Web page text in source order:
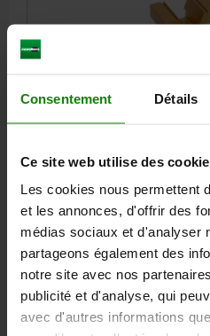
Consentement Détails
Ce site web utilise des
Les cookies nous permettent
et les annonces, d'offrir des
médias sociaux et d'analyser
partageons également des
notre site avec nos
publicité et d'analyse, qui
avec d'autres informations
WEDGE CLAMP WITH
STEEL BLACK OXIDISED
CLAMPING FORCE MAX. KN=15,6
LENGTH=47,5 L1=30,5 B1 MIN. -
B3=15,7
H=38,1 H1=19
Order number:04523-12
232,88 €
plus sales tax